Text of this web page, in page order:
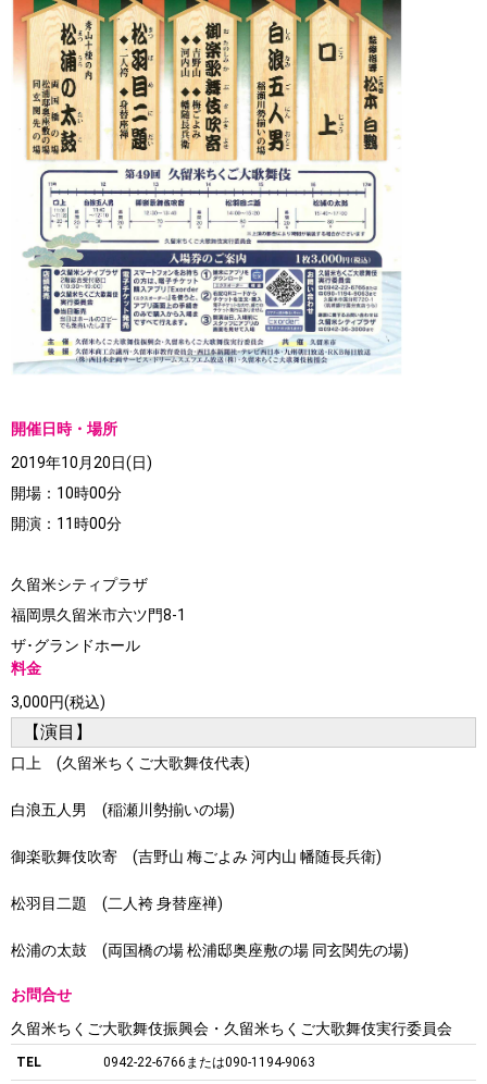
開催日時・場所
2019年10月20日(日)
開場：10時00分
開演：11時00分
久留米シティプラザ
福岡県久留米市六ツ門8-1
ザ･グランドホール
料金
3,000円(税込)
【演目】
口上 (久留米ちくご大歌舞伎代表)
白浪五人男 (稲瀬川勢揃いの場)
御楽歌舞伎吹寄 (吉野山 梅ごよみ 河内山 幡随長兵衛)
松羽目二題 (二人袴 身替座禅)
松浦の太鼓 (両国橋の場 松浦邸奥座敷の場 同玄関先の場)
お問合せ
久留米ちくご大歌舞伎振興会・久留米ちくご大歌舞伎実行委員会
TEL 0942-22-6766または090-1194-9063